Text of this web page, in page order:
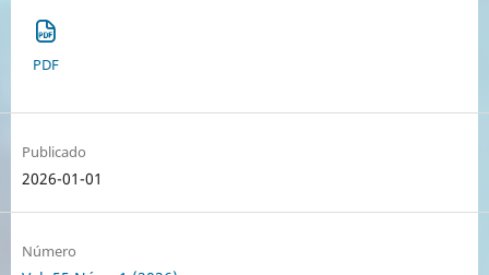
PDF
Publicado
2026-01-01
Número